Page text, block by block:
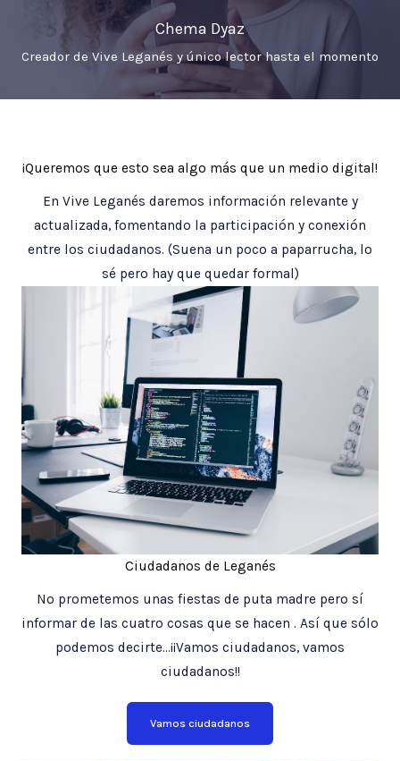
Chema Dyaz
Creador de Vive Leganés y único lector hasta el momento
¡Queremos que esto sea algo más que un medio digital!
En Vive Leganés daremos información relevante y
actualizada, fomentando la participación y conexión
entre los ciudadanos. (Suena un poco a paparrucha, lo
sé pero hay que quedar formal)
Ciudadanos de Leganés
No prometemos unas fiestas de puta madre pero sí
informar de las cuatro cosas que se hacen . Así que sólo
podemos decirte…¡¡Vamos ciudadanos, vamos
ciudadanos!!
Vamos ciudadanos